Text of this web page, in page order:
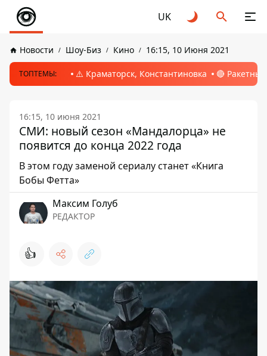
UK
Новости Шоу-Биз Кино 16:15, 10 Июня 2021
ТОПТЕМЫ: ⚠️ Краматорск, Константиновка 🔴
16:15, 10 июня 2021
СМИ: новый сезон «Мандалорца» не
появится до конца 2022 года
В этом году заменой сериалу станет «Книга
Бобы Фетта»
Максим Голуб
РЕДАКТОР
👍